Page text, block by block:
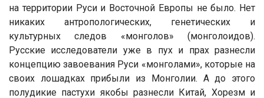
на территории Руси и Восточной Европы не было. Нет
никаких антропологических, генетических и
культурных следов «монголов» (монголоидов).
Русские исследователи уже в пух и прах разнесли
концепцию завоевания Руси «монголами», которые на
своих лошадках прибыли из Монголии. А до этого
полудикие пастухи якобы разнесли Китай, Хорезм и